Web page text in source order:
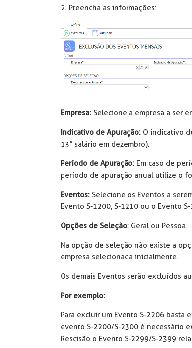
2. Preencha as informações:
Empresa: Selecione a empresa a ser
Indicativo de Apuração: O indicativo
13° salário em dezembro).
Período de Apuração: Em caso de
período de apuração anual utilize o
Eventos: Selecione os Eventos a
Evento S-1200, S-1210 ou o Evento
Opções de Seleção: Geral ou Pessoa.
Na opção de seleção não existe a
empresa selecionada inicialmente.
Os demais Eventos serão excluídos
Por exemplo:
Para excluir um Evento S-2206 basta
evento S-2200/S-2300 é necessário
Rescisão o Evento S-2299/S-2399